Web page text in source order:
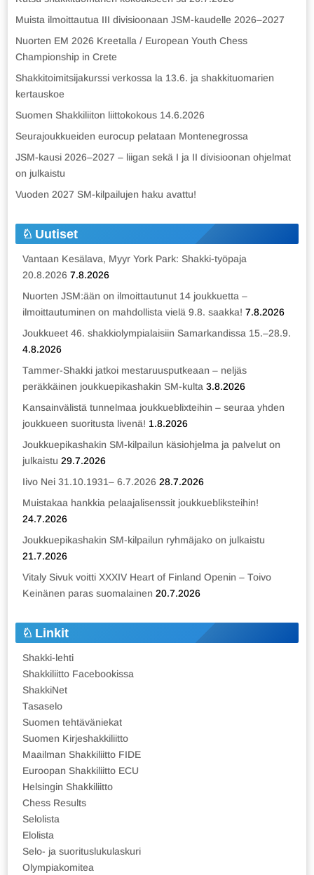
Muista ilmoittautua III divisioonaan JSM-kaudelle 2026–2027
Nuorten EM 2026 Kreetalla / European Youth Chess
Championship in Crete
Shakkitoimitsijakurssi verkossa la 13.6. ja shakkituomarien
kertauskoe
Suomen Shakkiliiton liittokokous 14.6.2026
Seurajoukkueiden eurocup pelataan Montenegrossa
JSM-kausi 2026–2027 – liigan sekä I ja II divisioonan ohjelmat
on julkaistu
Vuoden 2027 SM-kilpailujen haku avattu!
Uutiset
Vantaan Kesälava, Myyr York Park: Shakki-työpaja
20.8.2026 7.8.2026
Nuorten JSM:ään on ilmoittautunut 14 joukkuetta –
ilmoittautuminen on mahdollista vielä 9.8. saakka! 7.8.2026
Joukkueet 46. shakkiolympialaisiin Samarkandissa 15.–28.9.
4.8.2026
Tammer-Shakki jatkoi mestaruusputkeaan – neljäs
peräkkäinen joukkuepikashakin SM-kulta 3.8.2026
Kansainvälistä tunnelmaa joukkueblixteihin – seuraa yhden
joukkueen suoritusta livenä! 1.8.2026
Joukkuepikashakin SM-kilpailun käsiohjelma ja palvelut on
julkaistu 29.7.2026
Iivo Nei 31.10.1931– 6.7.2026 28.7.2026
Muistakaa hankkia pelaajalisenssit joukkuebliksteihin!
24.7.2026
Joukkuepikashakin SM-kilpailun ryhmäjako on julkaistu
21.7.2026
Vitaly Sivuk voitti XXXIV Heart of Finland Openin – Toivo
Keinänen paras suomalainen 20.7.2026
Linkit
Shakki-lehti
Shakkiliitto Facebookissa
ShakkiNet
Tasaselo
Suomen tehtäväniekat
Suomen Kirjeshakkiliitto
Maailman Shakkiliitto FIDE
Euroopan Shakkiliitto ECU
Helsingin Shakkiliitto
Chess Results
Selolista
Elolista
Selo- ja suorituslukulaskuri
Olympiakomitea